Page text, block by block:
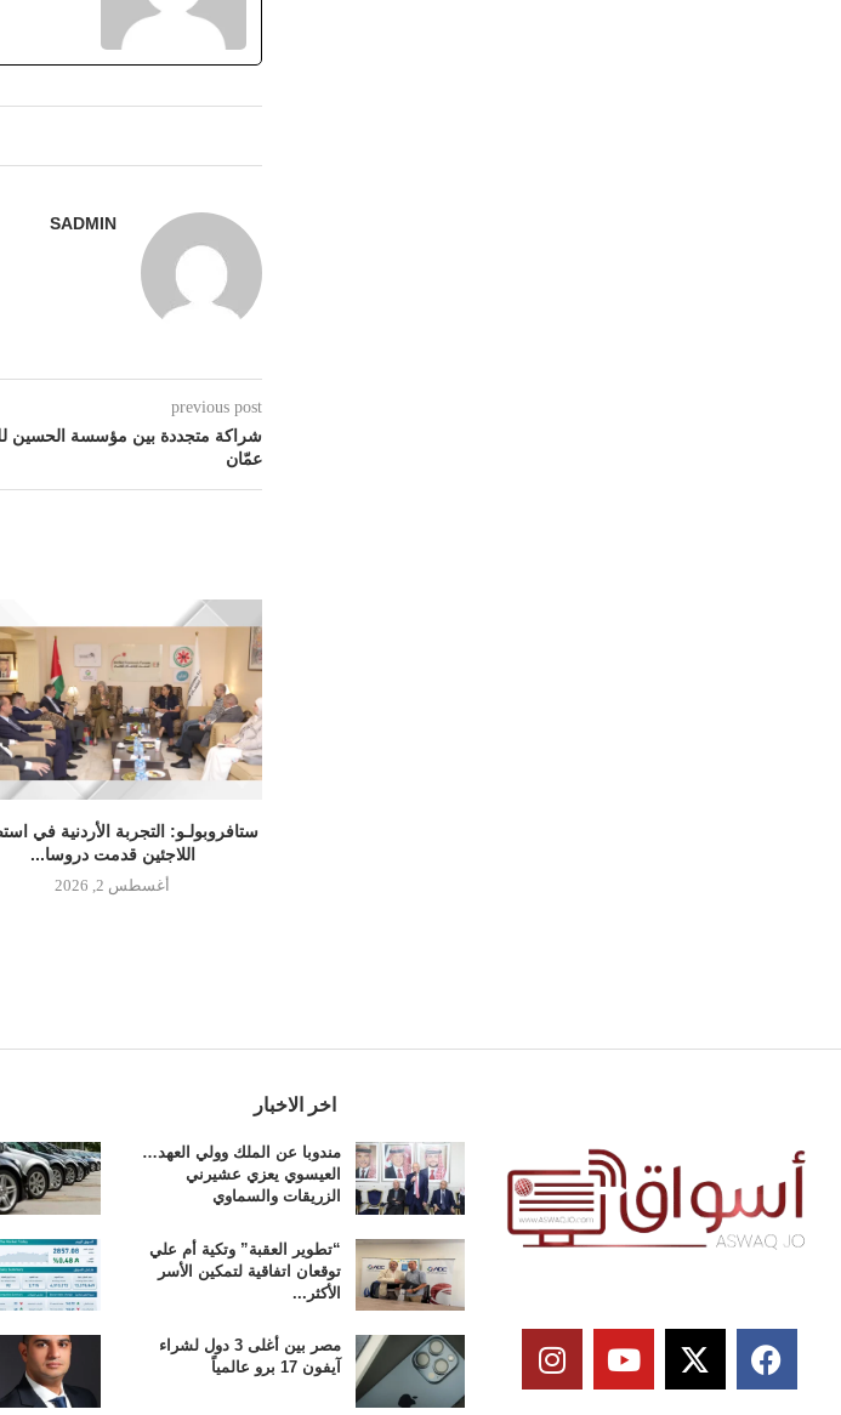
SADMIN
previous post
شراكة متجددة بين مؤسسة الحسين
عمّان
ستافروبولـو: التجربة الأردنية في
اللاجئين قدمت دروسا...
أغسطس 2, 2026
اخر الاخبار
مندوبا عن الملك وولي العهد…
العيسوي يعزي عشيرني
الزريقات والسماوي
“تطوير العقبة” وتكية أم علي
توقعان اتفاقية لتمكين الأسر
الأكثر...
مصر بين أغلى 3 دول لشراء
آيفون 17 برو عالمياً